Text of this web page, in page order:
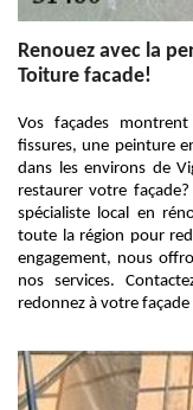
Renouez avec la
Toiture facade!
Vos façades
fissures, une peinture
dans les environs de
restaurer votre
spécialiste local en
toute la région pour
engagement, nous
nos services.
redonnez à votre